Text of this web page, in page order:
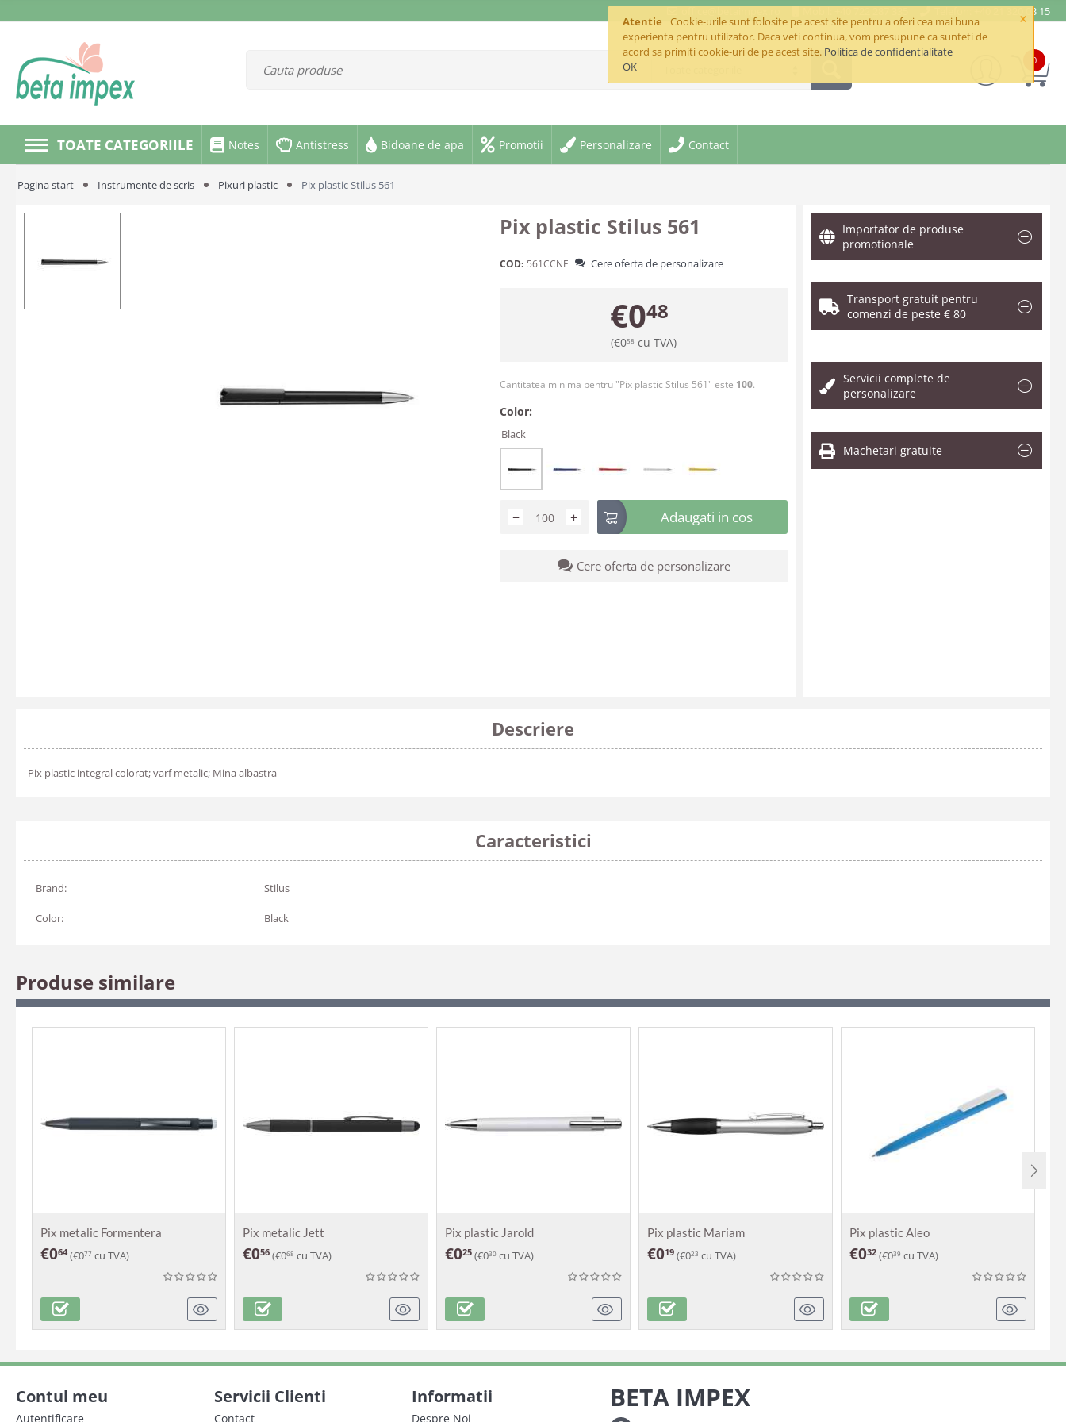
×
Atentie
Cookie-urile sunt folosite pe acest site pentru a oferi cea mai buna
experienta pentru utilizator. Daca veti continua, vom presupune ca sunteti de
acord sa primiti cookie-uri de pe acest site. Politica de confidentialitate
OK
office@betaimpex.ro Mobil: +40 722 287 335 Telefon: +40 21 320 03 15
0
TOATE CATEGORIILE Notes Antistress Bidoane de apa Promotii Personalizare Contact
Pagina start Instrumente de scris Pixuri plastic Pix plastic Stilus 561
Pix plastic Stilus 561
COD: 561CCNE Cere oferta de personalizare
€048
(€058 cu TVA)
Cantitatea minima pentru "Pix plastic Stilus 561" este 100.
Color:
Black
+
− Adaugati in cos
Cere oferta de personalizare
Importator de produse
promotionale
Transport gratuit pentru
comenzi de peste € 80
Servicii complete de
personalizare
Machetari gratuite
Descriere
Pix plastic integral colorat; varf metalic; Mina albastra
Caracteristici
Brand: Stilus
Color: Black
Produse similare
Pix metalic Formentera
€064 (€077 cu TVA)
Pix metalic Jett
€056 (€068 cu TVA)
Pix plastic Jarold
€025 (€030 cu TVA)
Pix plastic Mariam
€019 (€023 cu TVA)
Pix plastic Aleo
€032 (€039 cu TVA)
Contul meu
Autentificare
Servicii Clienti
Contact
Informatii
Despre Noi
BETA IMPEX